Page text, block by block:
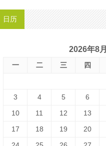
日历
2026年8月
一 二 三 四
3
4 5 6
10
11 12 13
17
18 19 20